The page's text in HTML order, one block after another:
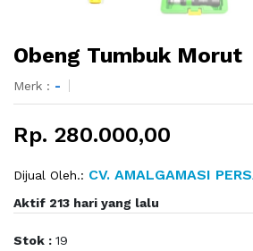
Obeng Tumbuk Morut
Merk : -
Rp. 280.000,00
Dijual Oleh.: CV. AMALGAMASI
Aktif 213 hari yang lalu
Stok : 19